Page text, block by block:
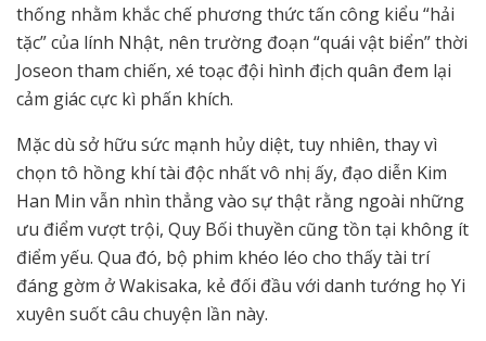
thống nhằm khắc chế phương thức tấn công kiểu “hải
tặc” của lính Nhật, nên trường đoạn “quái vật biển” thời
Joseon tham chiến, xé toạc đội hình địch quân đem lại
cảm giác cực kì phấn khích.
Mặc dù sở hữu sức mạnh hủy diệt, tuy nhiên, thay vì
chọn tô hồng khí tài độc nhất vô nhị ấy, đạo diễn Kim
Han Min vẫn nhìn thẳng vào sự thật rằng ngoài những
ưu điểm vượt trội, Quy Bối thuyền cũng tồn tại không ít
điểm yếu. Qua đó, bộ phim khéo léo cho thấy tài trí
đáng gờm ở Wakisaka, kẻ đối đầu với danh tướng họ Yi
xuyên suốt câu chuyện lần này.